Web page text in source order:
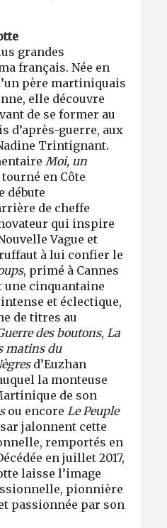
grandes
français. Née en
père martiniquais
elle découvre
de se former au
d’après-guerre, aux
Trintignant.
Moi, un
en Côte
débute
de cheffe
qui inspire
Vague et
à lui confier le
, primé à Cannes
une cinquantaine
et éclectique,
de titres au
des boutons, La
matins du
d’Euzhan
la monteuse
de son
ou encore Le Peuple
jalonnent cette
remportés en
en juillet 2017,
laisse l’image
pionnière
passionnée par son